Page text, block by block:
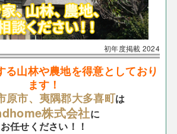
初年度掲載 2024
る山林や農地を得意としており
ます！
原市、夷隅郡大多喜町は
株式会社に
お任せください！！